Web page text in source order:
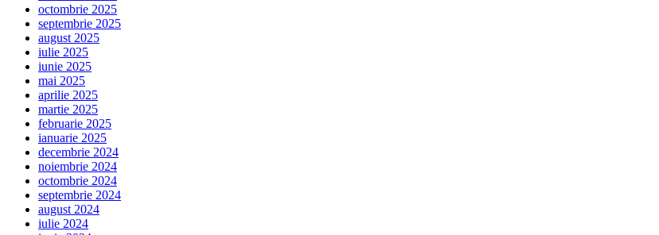
octombrie 2025
septembrie 2025
august 2025
iulie 2025
iunie 2025
mai 2025
aprilie 2025
martie 2025
februarie 2025
ianuarie 2025
decembrie 2024
noiembrie 2024
octombrie 2024
septembrie 2024
august 2024
iulie 2024